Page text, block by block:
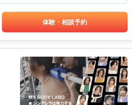
体験・相談予約